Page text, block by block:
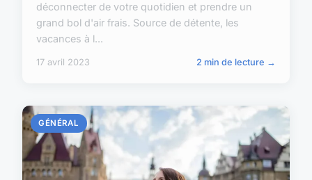
déconnecter de votre quotidien et prendre un
grand bol d'air frais. Source de détente, les
vacances à l...
17 avril 2023 2 min de lecture →
GÉNÉRAL